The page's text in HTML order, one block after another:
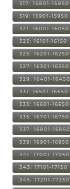
317: 15801-15850
319: 15901-15950
321: 16001-16050
323: 16101-16150
325: 16201-16250
327: 16301-16350
329: 16401-16450
331: 16501-16550
333: 16601-16650
335: 16701-16750
337: 16801-16850
339: 16901-16950
341: 17001-17050
343: 17101-17150
345: 17201-17250